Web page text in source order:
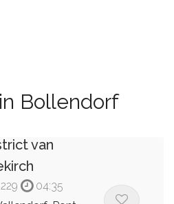
Bollendorf
van
229
04:35